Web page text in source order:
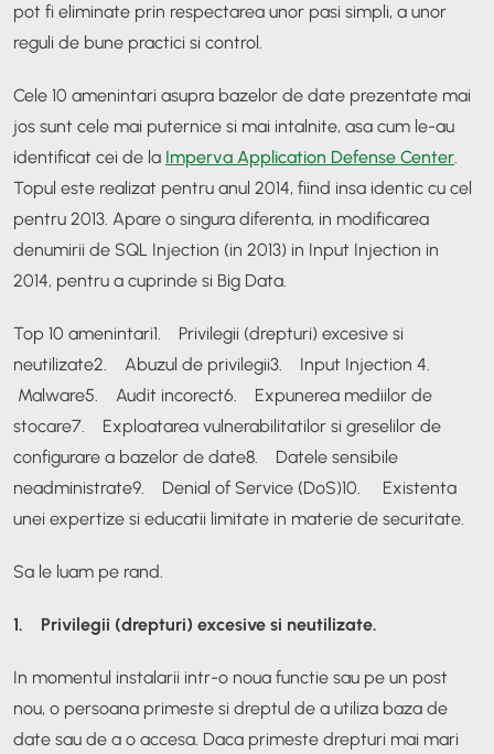
pot fi eliminate prin respectarea unor pasi simpli, a unor
reguli de bune practici si control.
Cele 10 amenintari asupra bazelor de date prezentate mai
jos sunt cele mai puternice si mai intalnite, asa cum le-au
identificat cei de la Imperva Application Defense Center.
Topul este realizat pentru anul 2014, fiind insa identic cu cel
pentru 2013. Apare o singura diferenta, in modificarea
denumirii de SQL Injection (in 2013) in Input Injection in
2014, pentru a cuprinde si Big Data.
Top 10 amenintari1. Privilegii (drepturi) excesive si
neutilizate2. Abuzul de privilegii3. Input Injection 4.
Malware5. Audit incorect6. Expunerea mediilor de
stocare7. Exploatarea vulnerabilitatilor si greselilor de
configurare a bazelor de date8. Datele sensibile
neadministrate9. Denial of Service (DoS)10. Existenta
unei expertize si educatii limitate in materie de securitate.
Sa le luam pe rand.
1. Privilegii (drepturi) excesive si neutilizate.
In momentul instalarii intr-o noua functie sau pe un post
nou, o persoana primeste si dreptul de a utiliza baza de
date sau de a o accesa. Daca primeste drepturi mai mari